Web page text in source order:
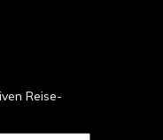
Reise-